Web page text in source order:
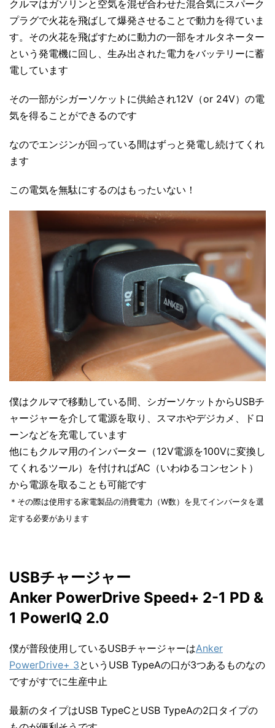
クルマはガソリンと空気を混ぜ合わせた混合気にスパーク
プラグで火花を飛ばして爆発させることで動力を得ていま
す。その火花を飛ばすために動力の一部をオルタネーター
という発電機に回し、生み出された電力をバッテリーに蓄
電しています
その一部がシガーソケットに供給され12V（or 24V）の電
気を得ることができるのです
なのでエンジンが回っている間はずっと発電し続けてくれ
ます
この電気を無駄にするのはもったいない！
僕はクルマで移動している間、シガーソケットからUSBチ
ャージャーを介して電源を取り、スマホやデジカメ、ドロ
ーンなどを充電しています
他にもクルマ用のインバーター（12V電源を100Vに変換し
てくれるツール）を付ければAC（いわゆるコンセント）
から電源を取ることも可能です
＊その際は使用する家電製品の消費電力（W数）を見てインバータを選
定する必要があります
USBチャージャー
Anker PowerDrive Speed+ 2-1 PD &
1 PowerIQ 2.0
僕が普段使用しているUSBチャージャーはAnker
PowerDrive+ 3というUSB TypeAの口が3つあるものなの
ですがすでに生産中止
最新のタイプはUSB TypeCとUSB TypeAの2口タイプの